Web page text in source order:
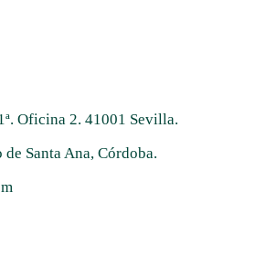
Oficina 2. 41001 Sevilla.
Santa Ana, Córdoba.